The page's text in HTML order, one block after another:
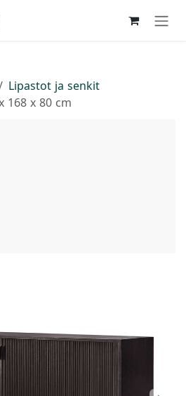
Lipastot ja senkit
168 x 80 cm